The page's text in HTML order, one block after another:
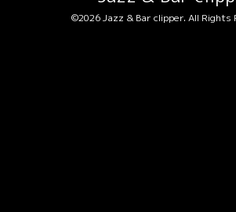
©2026Jazz & Bar clipper. All Rights